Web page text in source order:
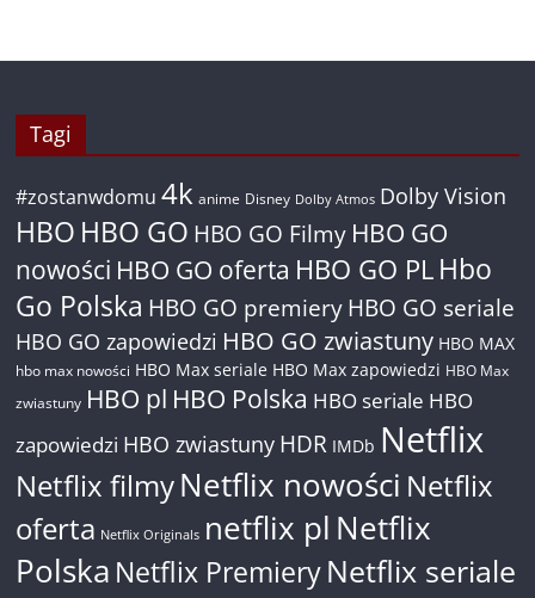
Tagi
#zostanwdomu 4k anime Disney Dolby Atmos Dolby Vision
HBO HBO GO HBO GO Filmy HBO GO
nowości HBO GO oferta HBO GO PL Hbo
Go Polska HBO GO premiery HBO GO seriale
HBO GO zapowiedzi HBO GO zwiastuny HBO MAX
hbo max nowości HBO Max seriale HBO Max zapowiedzi HBO Max
zwiastuny HBO pl HBO Polska HBO seriale HBO
zapowiedzi HBO zwiastuny HDR IMDb Netflix
Netflix filmyNetflix nowości Netflix
oferta Netflix Originals netflix pl Netflix
Polska Netflix PremieryNetflix seriale